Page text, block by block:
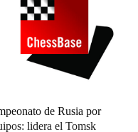
tras cuatro rondas lidera
Ambas competiciones...
de Rusia por
lidera el Tomsk